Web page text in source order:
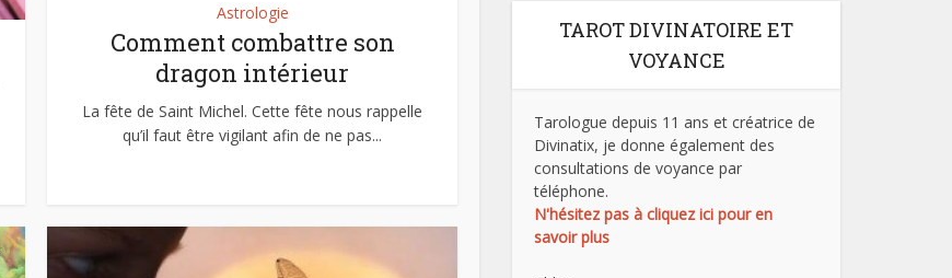
Astrologie
Comment combattre son
dragon intérieur
La fête de Saint Michel. Cette fête nous rappelle
qu’il faut être vigilant afin de ne pas...
TAROT DIVINATOIRE ET
VOYANCE
Tarologue depuis 11 ans et créatrice de
Divinatix, je donne également des
consultations de voyance par
téléphone.
N'hésitez pas à cliquez ici pour en
savoir plus